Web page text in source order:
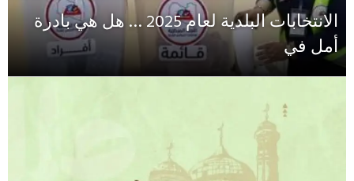
الانتخابات البلدية لعام 2025 … هل هي بادرة
أمل في